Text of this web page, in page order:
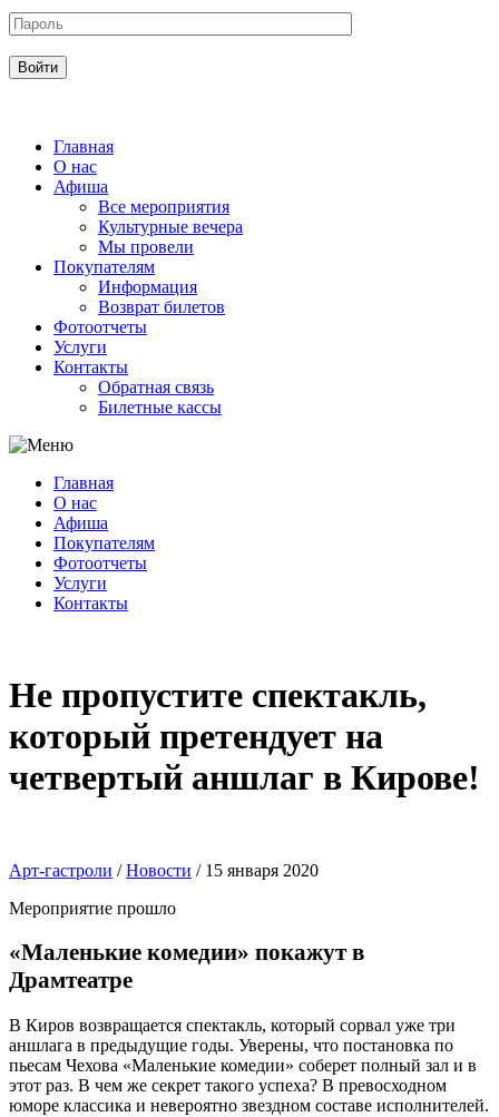
Главная
О нас
Афиша
Все мероприятия
Культурные вечера
Мы провели
Покупателям
Информация
Возврат билетов
Фотоотчеты
Услуги
Контакты
Обратная связь
Билетные кассы
Главная
О нас
Афиша
Покупателям
Фотоотчеты
Услуги
Контакты
Не пропустите спектакль,
который претендует на
четвертый аншлаг в Кирове!
Арт-гастроли / Новости /15 января 2020
Мероприятие прошло
«Маленькие комедии» покажут в
Драмтеатре
В Киров возвращается спектакль, который сорвал уже три
аншлага в предыдущие годы. Уверены, что постановка по
пьесам Чехова «Маленькие комедии» соберет полный зал и в
этот раз. В чем же секрет такого успеха? В превосходном
юморе классика и невероятно звездном составе исполнителей.